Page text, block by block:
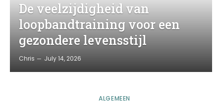
De veelzijdigheid van
loopbandtraining voor een
gezondere levensstijl
Chris July 14, 2026
ALGEMEEN